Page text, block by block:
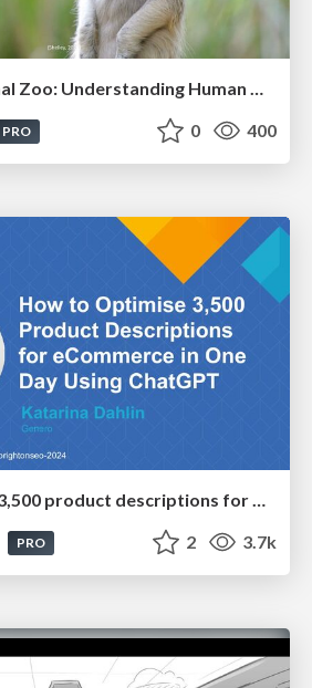
The Organizational Zoo: Understanding Human Behavior Agility Through Metaphoric Constructive Conversations (based on the works of Arthur Shelley, Ph.D)
PRO 0 400
How to optimise 3,500 product descriptions for ecommerce in one day using ChatGPT
PRO 2 3.7k